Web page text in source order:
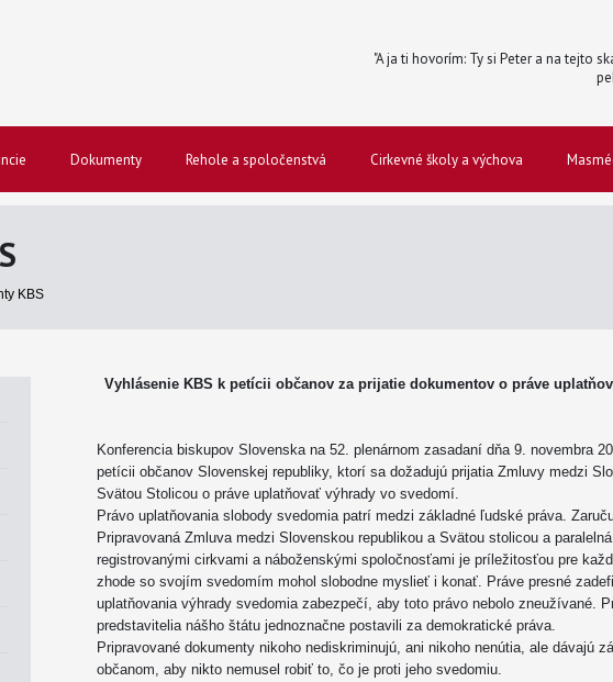
"A ja ti hovorím: Ty si Peter a na tejto
Dokumenty Rehole a spoločenstvá Cirkevné školy a výchova
KBS
Vyhlásenie KBS k petícii občanov za prijatie dokumentov o práve
Konferencia biskupov Slovenska na 52. plenárnom zasadaní dňa 9. novembra
petícii občanov Slovenskej republiky, ktorí sa dožadujú prijatia Zmluvy medzi
Svätou Stolicou o práve uplatňovať výhrady vo svedomí.
Právo uplatňovania slobody svedomia patrí medzi základné ľudské práva.
Pripravovaná Zmluva medzi Slovenskou republikou a Svätou stolicou a
registrovanými cirkvami a náboženskými spoločnosťami je príležitosťou pre
zhode so svojím svedomím mohol slobodne myslieť i konať. Práve presné
uplatňovania výhrady svedomia zabezpečí, aby toto právo nebolo zneužívané.
predstavitelia nášho štátu jednoznačne postavili za demokratické práva.
Pripravované dokumenty nikoho nediskriminujú, ani nikoho nenútia, ale dávajú
občanom, aby nikto nemusel robiť to, čo je proti jeho svedomiu.